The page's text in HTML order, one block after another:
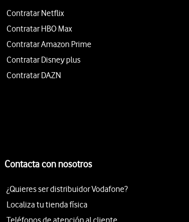
Contratar Netflix
Contratar HBO Max
Contratar Amazon Prime
Contratar Disney plus
Contratar DAZN
Contacta con nosotros
¿Quieres ser distribuidor Vodafone?
Localiza tu tienda física
Teléfonos de atención al cliente